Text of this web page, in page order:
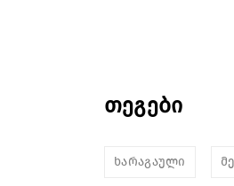
თეგები
ხარაგაული